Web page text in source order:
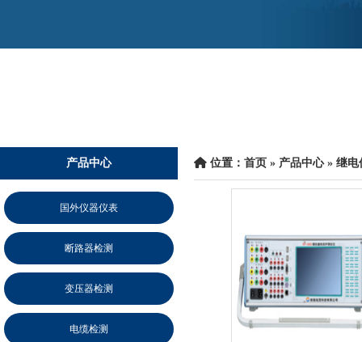
产品中心
国外仪器仪表
断路器检测
变压器检测
电缆检测
位置： 首页 » 产品中心 » 继电